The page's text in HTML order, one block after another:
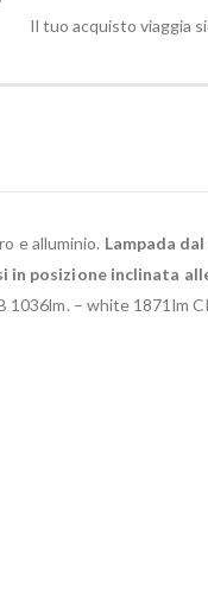
Il tuo acquisto viaggia
e alluminio. Lampada
in posizione inclinata
1036lm. – white 1871lm